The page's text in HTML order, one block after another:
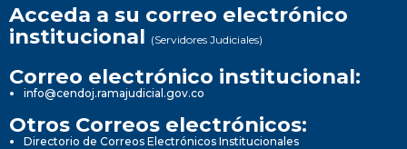
Acceda a su correo electrónico
institucional (Servidores Judiciales)
Correo electrónico institucional:
info@cendoj.ramajudicial.gov.co
Otros Correos electrónicos:
Directorio de Correos Electrónicos Institucionales